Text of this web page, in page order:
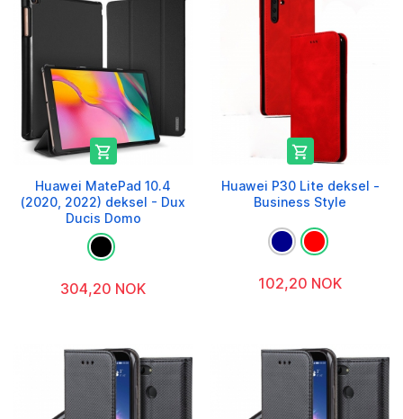

Huawei MatePad 10.4
(2020, 2022) deksel - Dux
Ducis Domo
304,20 NOK

Huawei P30 Lite deksel -
Business Style
102,20 NOK